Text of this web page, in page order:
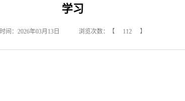
学习
时间：2026年03月13日 浏览次数：【 112 】